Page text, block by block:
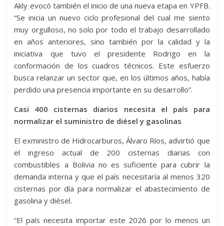
Akly evocó también el inicio de una nueva etapa en YPFB.
“Se inicia un nuevo ciclo profesional del cual me siento
muy orgulloso, no solo por todo el trabajo desarrollado
en años anteriores, sino también por la calidad y la
iniciativa que tuvo el presidente Rodrigo en la
conformación de los cuadros técnicos. Este esfuerzo
busca relanzar un sector que, en los últimos años, había
perdido una presencia importante en su desarrollo”.
Casi 400 cisternas diarios necesita el país para
normalizar el suministro de diésel y gasolinas
El exministro de Hidrocarburos, Álvaro Ríos, advirtió que
el ingreso actual de 200 cisternas diarias con
combustibles a Bolivia no es suficiente para cubrir la
demanda interna y que el país necesitaría al menos 320
cisternas por día para normalizar el abastecimiento de
gasolina y diésel.
“El país necesita importar este 2026 por lo menos un